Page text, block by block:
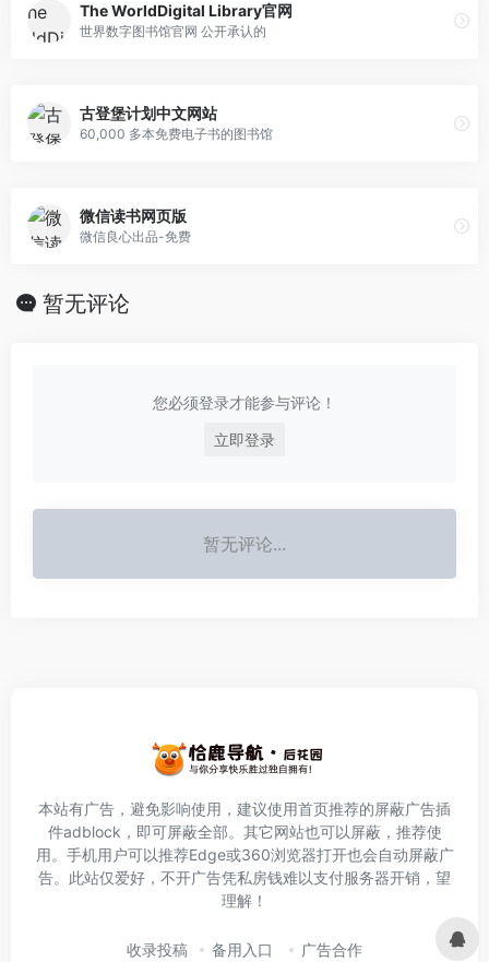
The WorldDigital Library官网
世界数字图书馆官网 公开承认的
古登堡计划中文网站
60,000 多本免费电子书的图书馆
微信读书网页版
微信良心出品-免费
暂无评论
您必须登录才能参与评论！
立即登录
暂无评论...
本站有广告，避免影响使用，建议使用首页推荐的屏蔽广告插
件adblock ，即可屏蔽全部。其它网站也可以屏蔽，推荐使
用。手机用户可以推荐Edge或360浏览器打开也会自动屏蔽广
告。此站仅爱好，不开广告凭私房钱难以支付服务器开销，望
理解！
收录投稿 备用入口 广告合作